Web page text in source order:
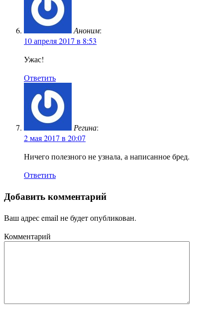
Аноним:
10 апреля 2017 в 8:53
Ужас!
Ответить
Регина:
2 мая 2017 в 20:07
Ничего полезного не узнала, а написанное бред.
Ответить
Добавить комментарий
Ваш адрес email не будет опубликован.
Комментарий